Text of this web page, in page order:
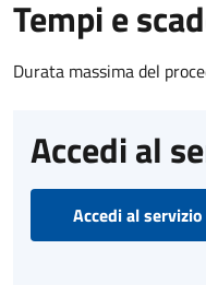
Tempi e
Durata massima del
Accedi al
Accedi al servizio